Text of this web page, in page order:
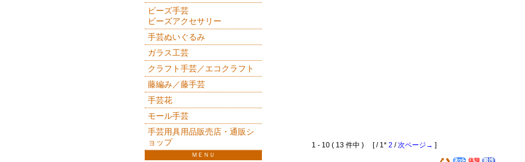
1 - 10 ( 13 件中 ) [ / 1* 2 / 次ページ→ ]
ビーズ手芸
ビーズアクセサリー
手芸ぬいぐるみ
ガラス工芸
クラフト手芸／エコクラフト
藤編み／藤手芸
手芸花
モール手芸
手芸用具用品販売店・通販シ
ョップ
ＭＥＮＵ